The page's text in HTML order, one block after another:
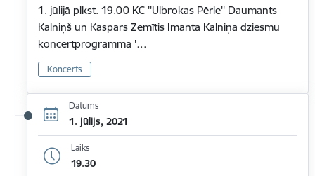
1. jūlijā plkst. 19.00 KC ''Ulbrokas Pērle'' Daumants
Kalniņš un Kaspars Zemītis Imanta Kalniņa dziesmu
koncertprogrammā '…
Koncerts
Datums
1. jūlijs, 2021
Laiks
19.30